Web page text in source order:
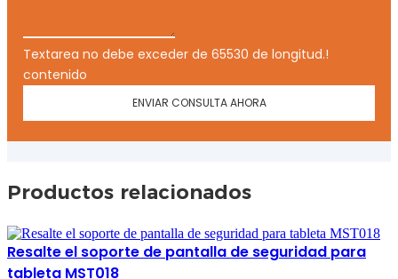
Textarea no debe exceder de 65530 de longitud.!
contenido
ENVIAR CONSULTA AHORA
Productos relacionados
Resalte el soporte de pantalla de seguridad para
tableta MST018